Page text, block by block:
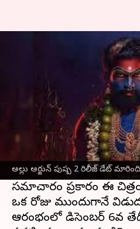
అల్లు అర్జున్ పుష్ప 2 రిలీజ్ డేట్
Pushpa 2: అల్లు
రిలీజ్ డేట్ మారింది..
Sirish Praharaju Oct 24, 2024
ఈ వార్తాకథనం ఏంటి
అల్లు అర్జున్ప్రధాన పాత్రలో
రిలీజ్ డేట్ గురించి
సినిమా వాయిదా
సమాచారం ప్రకారం ఈ
ఒక రోజు ముందుగానే
ఆరంభంలో డిసెంబర్ 6వ